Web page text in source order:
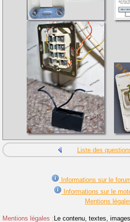
Liste des
Informations sur le
Informations sur le
Mentions
Mentions légales : Le contenu, textes,